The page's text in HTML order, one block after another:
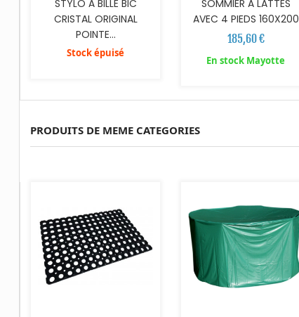
STYLO À BILLE BIC
CRISTAL ORIGINAL
POINTE...
Stock épuisé
SOMMIER A LATTES
AVEC 4 PIEDS 160X200
185,60 €
En stock Mayotte
PRODUITS DE MEME CATEGORIES